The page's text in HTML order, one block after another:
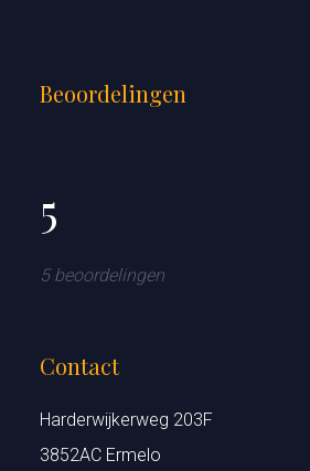
Beoordelingen
5
5 beoordelingen
Contact
Harderwijkerweg 203F
3852AC Ermelo